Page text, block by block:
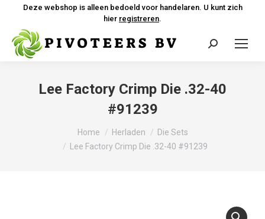
Deze webshop is alleen bedoeld voor handelaren. U kunt zich
hier registreren.
Zoeken:
Lee Factory Crimp Die .32-40
#91239
Home Herladen
Die Sets
Lee Factory Crimp Die .32-40 #91239